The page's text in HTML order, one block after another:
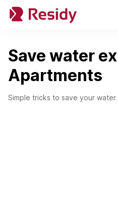
Save water
Apartments
Simple tricks to save your water